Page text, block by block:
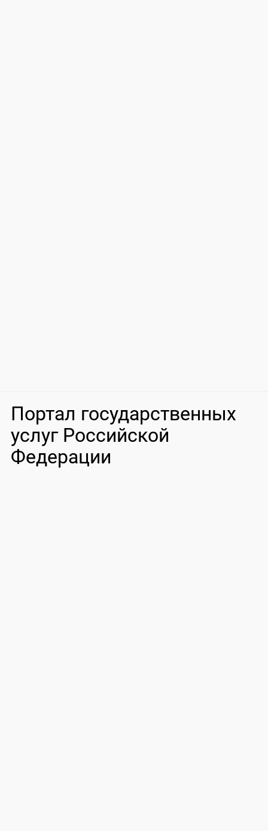
Портал государственных
услуг Российской
Федерации